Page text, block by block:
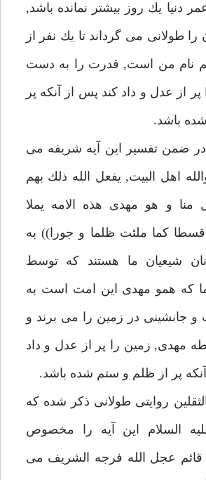
دنيا يك روز بيشتر نمانده باشد,
را طولانى مى گرداند تا يك نفر از
نام من است, قدرت را به دست
پر از عدل و داد كند پس از آنكه پر
باشد.
در ضمن تفسير اين آيه شريفه مى
اهل البيت, يفعل الله ذلك بهم
و هو مهدى هذه الامه يملا
قسطا كما ملئت ظلما و جورا)) به
شيعيان ما هستند كه توسط
ما كه همو مهدى اين امت است به
و جانشينى در زمين را مى برند و
مهدى, زمين را پر از عدل و داد
پر از ظلم و ستم شده باشد.
روايتى طولانى ذكر شده كه
السلام اين آيه را مخصوص
عجل الله فرجه الشريف مى